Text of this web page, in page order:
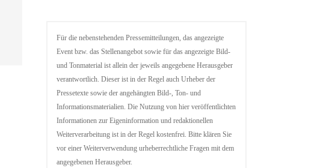
Für die nebenstehenden Pressemitteilungen, das angezeigte
Event bzw. das Stellenangebot sowie für das angezeigte Bild-
und Tonmaterial ist allein der jeweils angegebene Herausgeber
verantwortlich. Dieser ist in der Regel auch Urheber der
Pressetexte sowie der angehängten Bild-, Ton- und
Informationsmaterialien. Die Nutzung von hier veröffentlichten
Informationen zur Eigeninformation und redaktionellen
Weiterverarbeitung ist in der Regel kostenfrei. Bitte klären Sie
vor einer Weiterverwendung urheberrechtliche Fragen mit dem
angegebenen Herausgeber.